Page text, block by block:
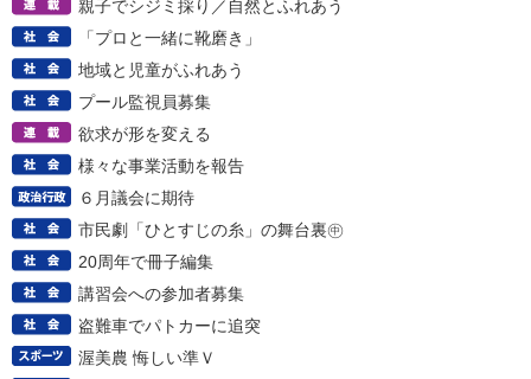
親子でシジミ採り／自然とふれあう
「プロと一緒に靴磨き」
地域と児童がふれあう
プール監視員募集
欲求が形を変える
様々な事業活動を報告
６月議会に期待
市民劇「ひとすじの糸」の舞台裏㊥
20周年で冊子編集
講習会への参加者募集
盗難車でパトカーに追突
渥美農 悔しい準Ｖ